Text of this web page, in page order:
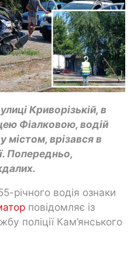
Криворізькій, в
Фіалковою, водій
містом, врізався в
Попередньо,
річного водія ознаки
повідомляє із
поліції Кам’янського